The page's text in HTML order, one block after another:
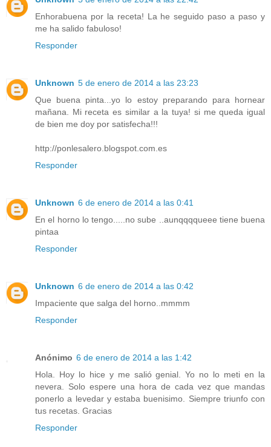
Enhorabuena por la receta! La he seguido paso a paso y
me ha salido fabuloso!
Responder
Unknown 5 de enero de 2014 a las 23:23
Que buena pinta...yo lo estoy preparando para hornear
mañana. Mi receta es similar a la tuya! si me queda igual
de bien me doy por satisfecha!!!
http://ponlesalero.blogspot.com.es
Responder
Unknown 6 de enero de 2014 a las 0:41
En el horno lo tengo.....no sube ..aunqqqqueee tiene buena
pintaa
Responder
Unknown 6 de enero de 2014 a las 0:42
Impaciente que salga del horno..mmmm
Responder
Anónimo 6 de enero de 2014 a las 1:42
Hola. Hoy lo hice y me salió genial. Yo no lo meti en la
nevera. Solo espere una hora de cada vez que mandas
ponerlo a levedar y estaba buenisimo. Siempre triunfo con
tus recetas. Gracias
Responder